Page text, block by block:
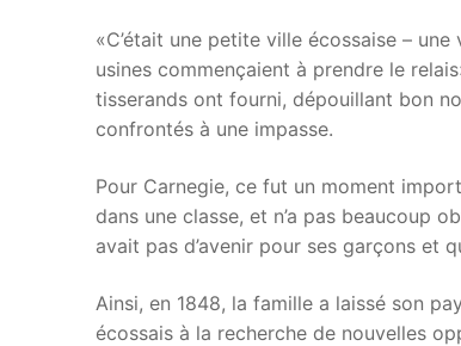
«C’était une petite ville écossaise –
usines commençaient à prendre le
tisserands ont fourni, dépouillant bon
confrontés à une impasse.
Pour Carnegie, ce fut un moment
dans une classe, et n’a pas beaucoup
avait pas d’avenir pour ses garçons et
Ainsi, en 1848, la famille a laissé son
écossais à la recherche de nouvelles